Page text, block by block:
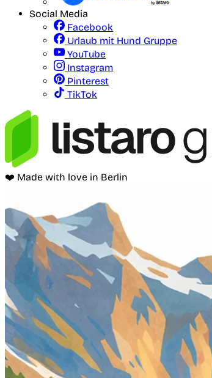
Social Media
Facebook
Urlaub mit Hund Gruppe
YouTube
Instagram
Pinterest
TikTok
❤️ Made with love in Berlin